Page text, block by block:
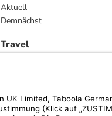
Aktuell
Demnächst
Travel